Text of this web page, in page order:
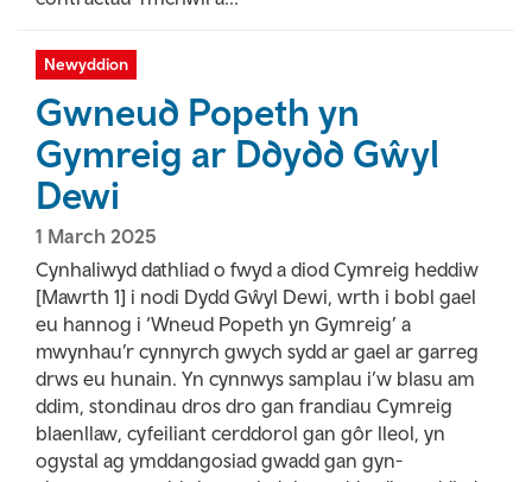
Newyddion
Gwneud Popeth yn
Gymreig ar Ddydd Gŵyl
Dewi
1 March 2025
Cynhaliwyd dathliad o fwyd a diod Cymreig heddiw
[Mawrth 1] i nodi Dydd Gŵyl Dewi, wrth i bobl gael
eu hannog i ‘Wneud Popeth yn Gymreig’ a
mwynhau’r cynnyrch gwych sydd ar gael ar garreg
drws eu hunain. Yn cynnwys samplau i’w blasu am
ddim, stondinau dros dro gan frandiau Cymreig
blaenllaw, cyfeiliant cerddorol gan gôr lleol, yn
ogystal ag ymddangosiad gwadd gan gyn-